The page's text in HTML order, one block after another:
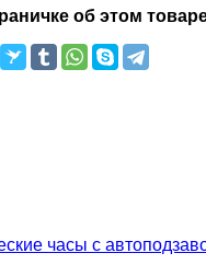
об этом
часы с